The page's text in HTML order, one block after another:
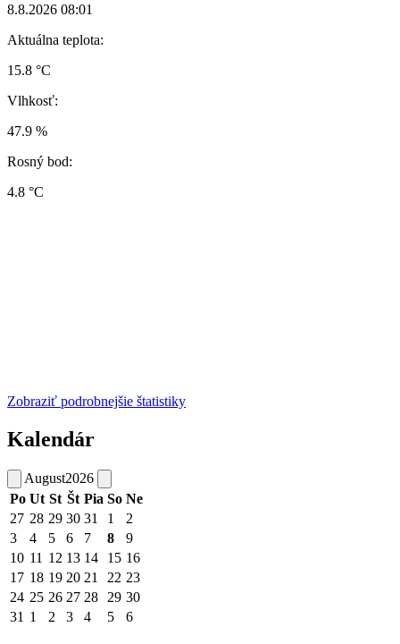
8.8.2026 08:01
Aktuálna teplota:
15.8 °C
Vlhkosť:
47.9 %
Rosný bod:
4.8 °C
Zobraziť podrobnejšie štatistiky
Kalendár
August2026
Po Ut St Št Pia So Ne
27 28 29 30 31 1
2
3
4 5 6 7 8
9
10 11 12 13 14 15 16
17 18 19 20 21 22 23
24 25 26 27 28 29 30
31 1 2 3 4 5 6